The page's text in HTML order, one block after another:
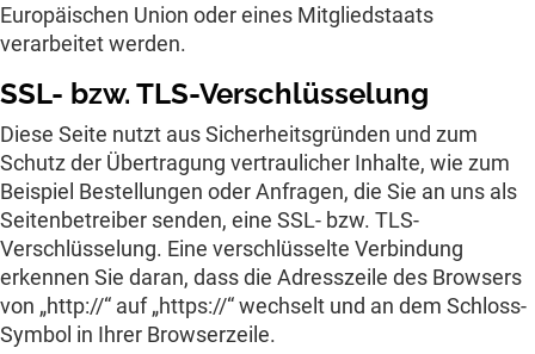
Europäischen Union oder eines Mitgliedstaats
verarbeitet werden.
SSL- bzw. TLS-Verschlüsselung
Diese Seite nutzt aus Sicherheitsgründen und zum
Schutz der Übertragung vertraulicher Inhalte, wie zum
Beispiel Bestellungen oder Anfragen, die Sie an uns als
Seitenbetreiber senden, eine SSL- bzw. TLS-
Verschlüsselung. Eine verschlüsselte Verbindung
erkennen Sie daran, dass die Adresszeile des Browsers
von „http://“ auf „https://“ wechselt und an dem Schloss-
Symbol in Ihrer Browserzeile.